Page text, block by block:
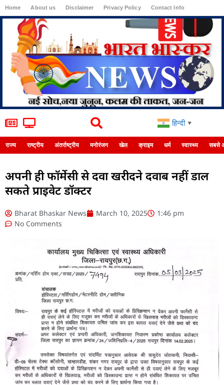
Home About us Disclaimer Privacy Policy Contact Info
हिन्दी ▼
राज्य राष्ट्रीय अंतर्राष्ट्रीय मनोरंजन खेल क्राइम धर्म स्वास्थ्य सबसे
अपनी ही फॉर्मेसी से दवा खरीदने दवाब नहीं डाल
सकते प्राइवेट डॉक्टर
Bharat Bhaskar News March 10, 2025
1:46 pm
No Comments